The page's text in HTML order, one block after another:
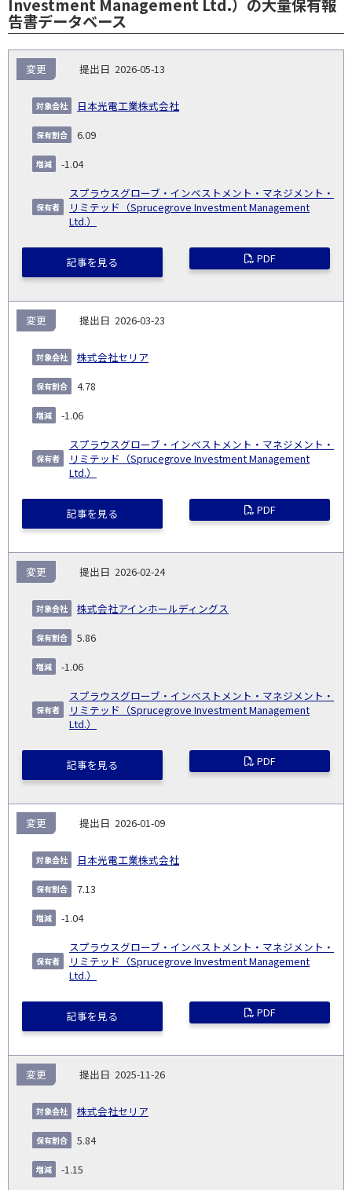
Investment Management Ltd.）の大量保有報
告書データベース
NO.
告
義
務
発
生
日
出
コー
象
業
2026-05-13
日本光電工業株式会社
変更
6.09
-1.04
スプラウスグローブ・インベストメント・マネジメント・
リミテッド（Sprucegrove Investment Management
Ltd.）
記事を見る PDF
2026-03-23
株式会社セリア
変更
4.78
-1.06
スプラウスグローブ・インベストメント・マネジメント・
リミテッド（Sprucegrove Investment Management
Ltd.）
記事を見る PDF
2026-02-24
株式会社アインホールディングス
変更
5.86
-1.06
スプラウスグローブ・インベストメント・マネジメント・
リミテッド（Sprucegrove Investment Management
Ltd.）
記事を見る PDF
2026-01-09
日本光電工業株式会社
変更
7.13
-1.04
スプラウスグローブ・インベストメント・マネジメント・
リミテッド（Sprucegrove Investment Management
Ltd.）
記事を見る PDF
2025-11-26
株式会社セリア
変更
5.84
-1.15